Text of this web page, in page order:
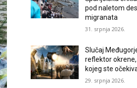
pod naletom
migranata
31. srpnja 2026.
Slučaj
reflektor
kojeg ste
29. srpnja 2026.